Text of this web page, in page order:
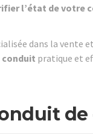
l’état de votre
dans la vente
conduit pratique et